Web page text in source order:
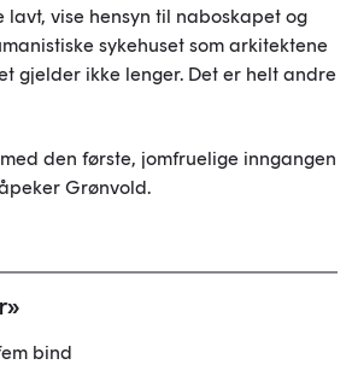
lavt, vise hensyn til naboskapet og
sykehuset som arkitektene
gjelder ikke lenger. Det er helt andre
den første, jomfruelige inngangen
Grønvold.
bind